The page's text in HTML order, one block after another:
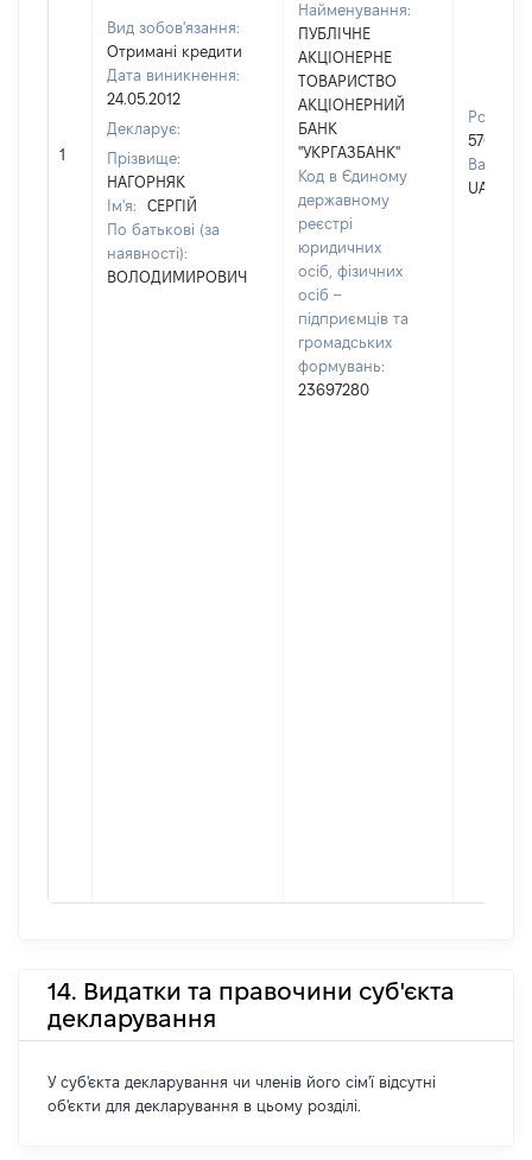
1
Вид зобов'язання:
Отримані кредити
Дата виникнення:
24.05.2012
Декларує:
Прізвище:
НАГОРНЯК
Ім'я:
СЕРГІЙ
По батькові (за
наявності):
ВОЛОДИМИРОВИЧ
Найменування:
ПУБЛІЧНЕ
АКЦІОНЕРНЕ
ТОВАРИСТВО
АКЦІОНЕРНИЙ
БАНК
"УКРГАЗБАНК"
Код в Єдиному
державному
реєстрі
юридичних
осіб, фізичних
осіб –
підприємців та
громадських
формувань:
23697280
Розмір:
570000
Валюта:
UAH
14. Видатки та правочини суб'єкта
декларування
У суб'єкта декларування чи членів його сім'ї відсутні
об'єкти для декларування в цьому розділі.